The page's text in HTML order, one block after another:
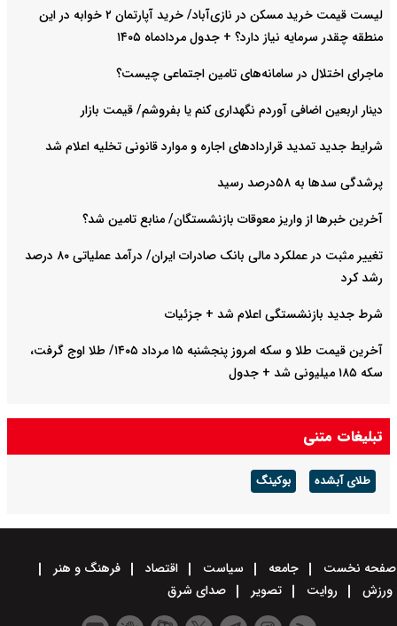
لیست قیمت خرید مسکن در نازی‌آباد/ خرید آپارتمان ۲ خوابه در این
منطقه چقدر سرمایه نیاز دارد؟ + جدول مردادماه ۱۴۰۵
ماجرای اختلال در سامانه‌های تامین اجتماعی چیست؟
دینار اربعین اضافی آوردم نگهداری کنم یا بفروشم/ قیمت بازار
شرایط جدید تمدید قراردادهای اجاره و موارد قانونی تخلیه اعلام شد
پرشدگی سدها به ۵۸درصد رسید
آخرین خبرها از واریز معوقات بازنشستگان/ منابع تامین شد؟
تغییر مثبت در عملکرد مالی بانک صادرات ایران/ درآمد عملیاتی ۸۰ درصد
رشد کرد
شرط جدید بازنشستگی اعلام شد + جزئیات
آخرین قیمت طلا و سکه امروز پنجشنبه ۱۵ مرداد ۱۴۰۵/ طلا اوج گرفت،
سکه ۱۸۵ میلیونی شد + جدول
تبلیغات متنی
طلای آبشده بوکینگ
صفحه نخست جامعه سیاست اقتصاد
فرهنگ و هنر
ورزش
روایت تصویر صدای شرق